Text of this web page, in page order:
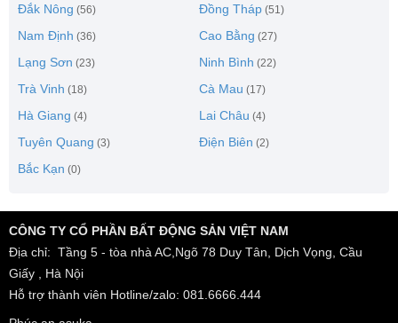
Đắk Nông (56) Đồng Tháp (51)
Nam Định (36) Cao Bằng (27)
Lạng Sơn (23) Ninh Bình (22)
Trà Vinh (18) Cà Mau (17)
Hà Giang (4) Lai Châu (4)
Tuyên Quang (3) Điện Biên (2)
Bắc Kạn (0)
CÔNG TY CỔ PHẦN BẤT ĐỘNG SẢN VIỆT NAM
Địa chỉ: Tầng 5 - tòa nhà AC,Ngõ 78 Duy Tân, Dịch Vọng, Cầu
Giấy , Hà Nội
Hỗ trợ thành viên Hotline/zalo: 081.6666.444